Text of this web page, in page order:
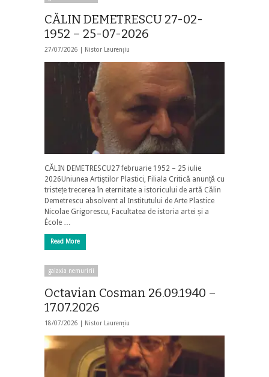
CĂLIN DEMETRESCU 27-02-
1952 – 25-07-2026
27/07/2026 | Nistor Laurențiu
CĂLIN DEMETRESCU27 februarie 1952 – 25 iulie
2026Uniunea Artiștilor Plastici, Filiala Critică anunță cu
tristețe trecerea în eternitate a istoricului de artă Călin
Demetrescu absolvent al Institutului de Arte Plastice
Nicolae Grigorescu, Facultatea de istoria artei și a
École …
Read More
galaxia nemuririi
Octavian Cosman 26.09.1940 –
17.07.2026
18/07/2026 | Nistor Laurențiu